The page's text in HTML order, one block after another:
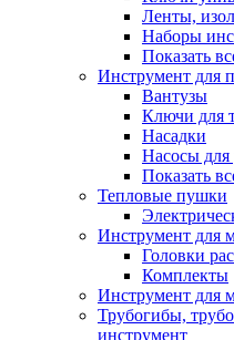
Ленты,
Наборы
Показать
Инструмент для
Вантузы
Ключи для
Насадки
Насосы для
Показать
Тепловые пушки
Инструмент для
Головки
Комплекты
Инструмент для
Трубогибы,
инструмент